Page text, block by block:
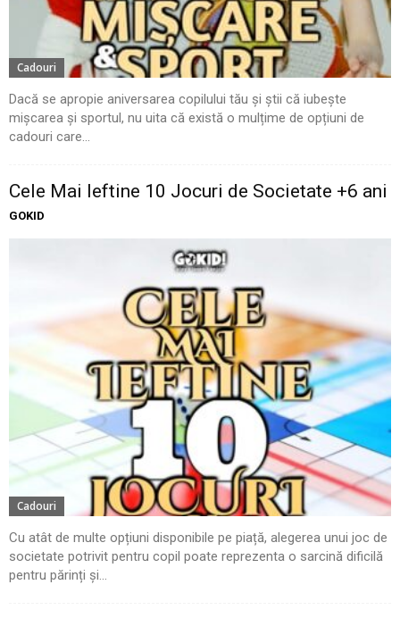
Cadouri
Dacă se apropie aniversarea copilului tău și știi că iubește
mișcarea și sportul, nu uita că există o mulțime de opțiuni de
cadouri care...
Cele Mai Ieftine 10 Jocuri de Societate +6 ani
GOKID
Cadouri
Cu atât de multe opțiuni disponibile pe piață, alegerea unui joc de
societate potrivit pentru copil poate reprezenta o sarcină dificilă
pentru părinți și...